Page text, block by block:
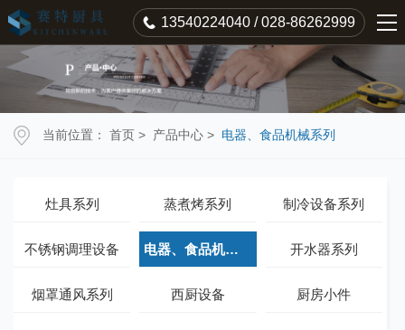
13540224040 / 028-86262999
当前位置： 首页 > 产品中心 > 电器、食品机械系列
灶具系列 蒸煮烤系列 制冷设备系列
不锈钢调理设备 电器、食品机械系列 开水器系列
烟罩通风系列 西厨设备 厨房小件